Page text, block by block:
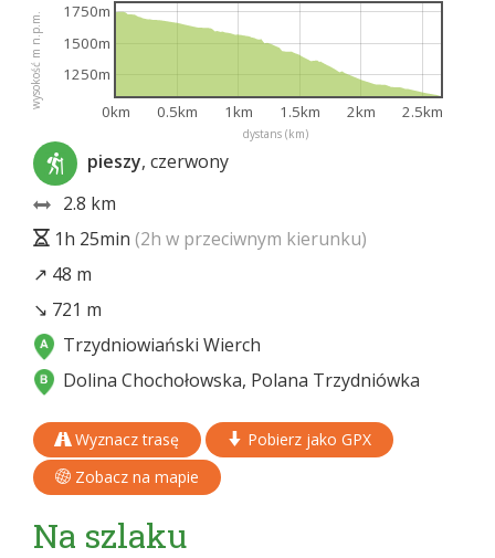
dystans (km)
wysokość m n.p.m.
0km 0.5km 1km 1.5km 2km 2.5km
1250m
1500m
1750m
pieszy, czerwony
2.8 km
1h 25min (2h w przeciwnym kierunku)
↗ 48 m
↘ 721 m
Trzydniowiański Wierch
Dolina Chochołowska, Polana Trzydniówka
Wyznacz trasę
Pobierz jako GPX
Zobacz na mapie
Na szlaku